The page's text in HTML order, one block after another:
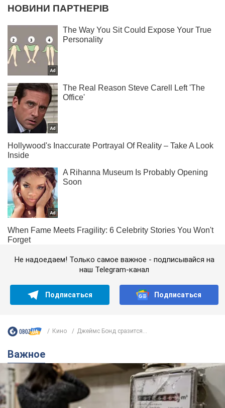
Не надоедаем! Только самое важное - подписывайся на
наш Telegram-канал
Подписаться Подписаться
Кино Джеймс Бонд сразится...
Важное